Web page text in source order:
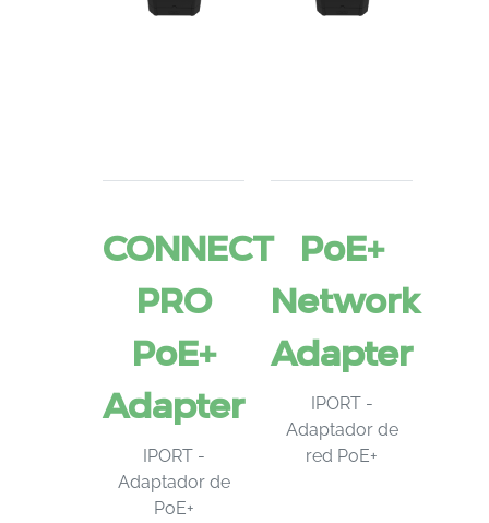
CONNECT
PRO
PoE+
Adapter
IPORT -
Adaptador de
PoE+
PoE+
Network
Adapter
IPORT -
Adaptador de
red PoE+